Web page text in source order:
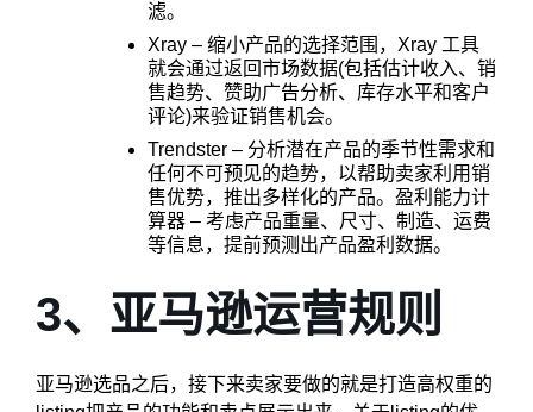
滤。
Xray – 缩小产品的选择范围，Xray 工具
就会通过返回市场数据(包括估计收入、销
售趋势、赞助广告分析、库存水平和客户
评论)来验证销售机会。
Trendster – 分析潜在产品的季节性需求和
任何不可预见的趋势，以帮助卖家利用销
售优势，推出多样化的产品。盈利能力计
算器 – 考虑产品重量、尺寸、制造、运费
等信息，提前预测出产品盈利数据。
3、亚马逊运营规则
亚马逊选品之后，接下来卖家要做的就是打造高权重的